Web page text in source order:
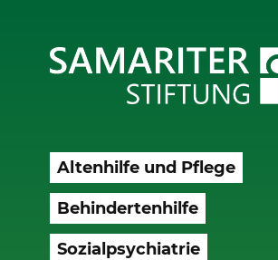
Altenhilfe und Pflege
Behindertenhilfe
Sozialpsychiatrie